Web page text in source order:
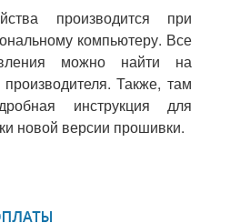
производится при
компьютеру. Все
можно найти на
Также, там
инструкция для
новой версии прошивки.